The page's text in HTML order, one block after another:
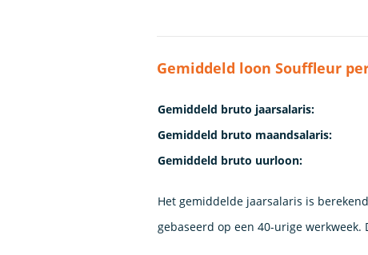
Gemiddeld loon Souffleur
Gemiddeld bruto jaarsalaris:
Gemiddeld bruto maandsalaris:
Gemiddeld bruto uurloon:
Het gemiddelde jaarsalaris is
gebaseerd op een 40-urige